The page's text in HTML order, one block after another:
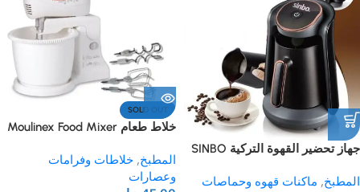
جهاز تحضير القهوة التركية SINBO
المطبخ, ماكنات قهوه وحماصات
SOLD OUT
خلاط طعام Moulinex Food Mixer
المطبخ, خلاطات وفرامات
وعصارات